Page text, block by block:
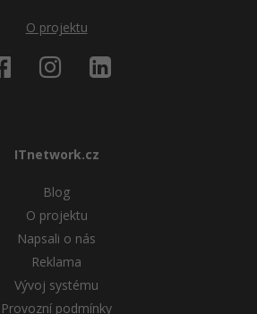
O projektu
ITnetwork.cz
Blog
O projektu
Napsali o nás
Reklama
Vývoj systému
Provozní podmínky